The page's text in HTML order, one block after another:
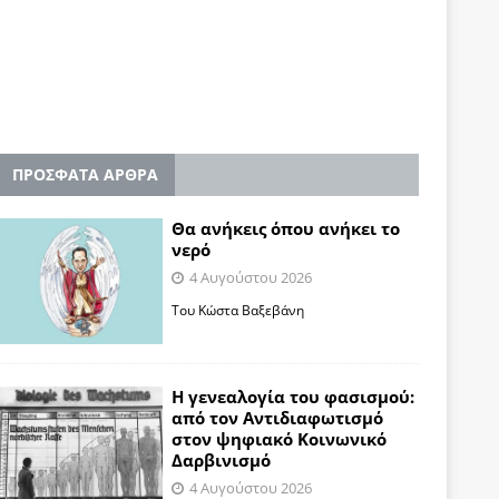
ΠΡΟΣΦΑΤΑ ΑΡΘΡΑ
Θα ανήκεις όπου ανήκει το
νερό
4 Αυγούστου 2026
Του Κώστα Βαξεβάνη
Η γενεαλογία του φασισμού:
από τον Αντιδιαφωτισμό
στον ψηφιακό Κοινωνικό
Δαρβινισμό
4 Αυγούστου 2026